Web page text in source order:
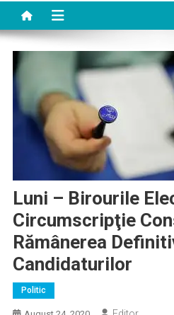
Luni – Birourile
Circumscripţie
Rămânerea
Candidaturilor
Politic